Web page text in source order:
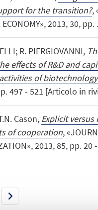
for the transition?,
ECONOMY», 2013, 30,
R. PIERGIOVANNI,
effects of R&D and
of
497 - 521 [Articolo in
Cason, Explicit
of cooperation,
2013, 85, pp.